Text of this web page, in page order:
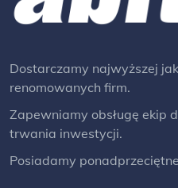
Dostarczamy najwyższej
renomowanych firm.
Zapewniamy obsługę ekip
trwania inwestycji.
Posiadamy